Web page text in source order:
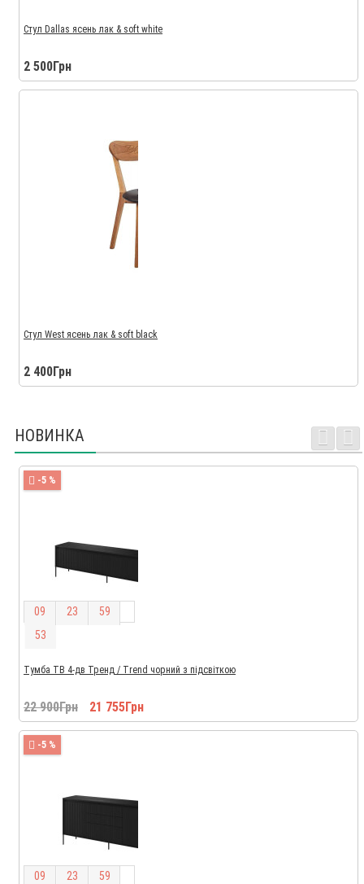
Стул Dallas ясень лак & soft white
2 500Грн
Стул West ясень лак & soft black
2 400Грн
НОВИНКА
-5 %
09 23 59
52
Тумба ТВ 4-дв Тренд / Trend чорний з підсвіткою
22 900Грн 21 755Грн
-5 %
09 23 59